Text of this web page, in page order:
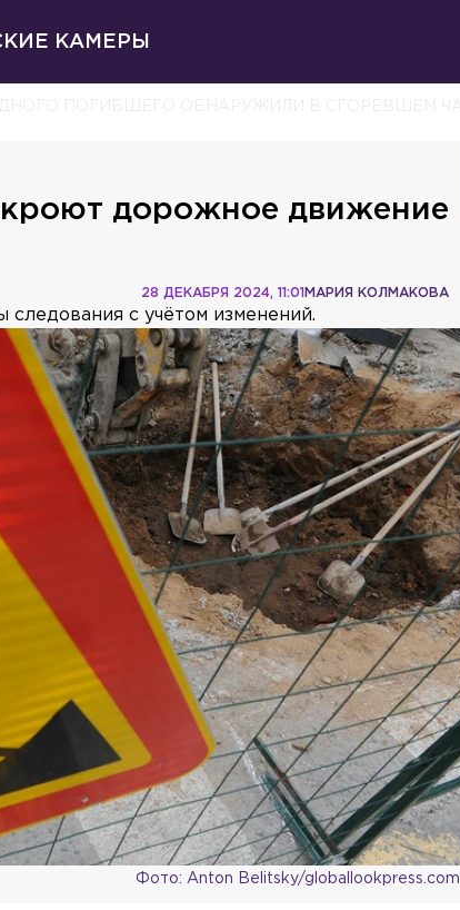
КАМЕРЫ
дорожное движение
МАРИЯ КОЛМАКОВА
28 ДЕКАБРЯ 2024, 11:01
с учётом изменений.
Фото: Anton Belitsky/globallookpress.com